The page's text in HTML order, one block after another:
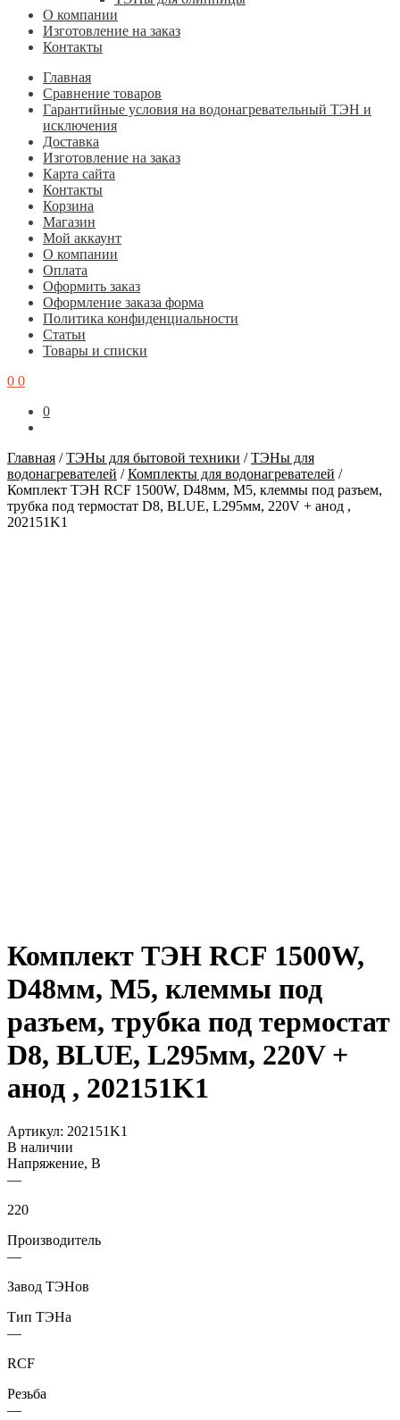
О компании
Изготовление на заказ
Контакты
Главная
Cравнение товаров
Гарантийные условия на водонагревательный ТЭН и
исключения
Доставка
Изготовление на заказ
Карта сайта
Контакты
Корзина
Магазин
Мой аккаунт
О компании
Оплата
Оформить заказ
Оформление заказа форма
Политика конфиденциальности
Статьи
Товары и списки
0 0
0
Главная /ТЭНы для бытовой техники /ТЭНы для
водонагревателей /Комплекты для водонагревателей /
Комплект ТЭН RCF 1500W, D48мм, М5, клеммы под разъем,
трубка под термостат D8, BLUE, L295мм, 220V + анод ,
202151K1
Комплект ТЭН RCF 1500W,
D48мм, М5, клеммы под
разъем, трубка под термостат
D8, BLUE, L295мм, 220V +
анод , 202151K1
Артикул: 202151K1
В наличии
Напряжение, В
—
220
Производитель
—
Завод ТЭНов
Тип ТЭНа
—
RCF
Резьба
—